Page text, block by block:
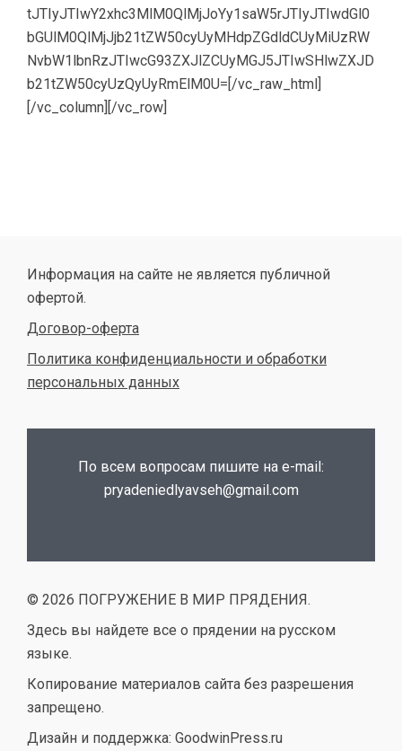
tJTIyJTIwY2xhc3MlM0QlMjJoYy1saW5rJTIyJTIwdGl0
bGUlM0QlMjJjb21tZW50cyUyMHdpZGdldCUyMiUzRW
NvbW1lbnRzJTIwcG93ZXJlZCUyMGJ5JTIwSHlwZXJD
b21tZW50cyUzQyUyRmElM0U=[/vc_raw_html]
[/vc_column][/vc_row]
Информация на сайте не является публичной
офертой.
Договор-оферта
Политика конфиденциальности и обработки
персональных данных
По всем вопросам пишите на e-mail:
pryadeniedlyavseh@gmail.com
© 2026 ПОГРУЖЕНИЕ В МИР ПРЯДЕНИЯ.
Здесь вы найдете все о прядении на русском
языке.
Копирование материалов сайта без разрешения
запрещено.
Дизайн и поддержка: GoodwinPress.ru